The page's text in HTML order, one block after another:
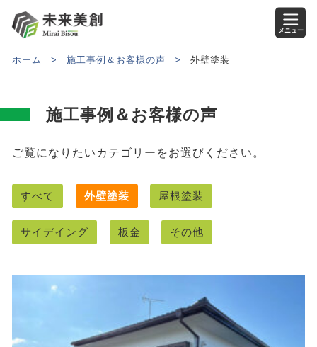
メニュー
ホーム > 施工事例＆お客様の声 > 外壁塗装
施工事例＆お客様の声
ご覧になりたいカテゴリーをお選びください。
すべて 外壁塗装 屋根塗装
サイデイング 板金 その他